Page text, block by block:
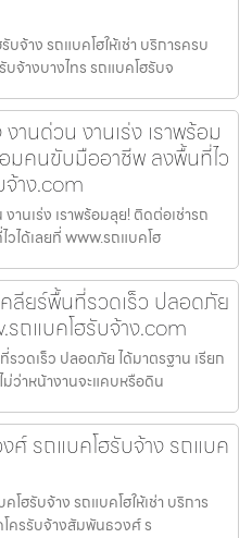
จ้าง รถแบคโฮให้เช่า บริการครบ
จ้างบางไทร รถแบคโฮรับจ
านด่วน งานเร่ง เราพร้อม
มคนขับมืออาชีพ ลงพื้นที่ไว
าง.com
นเร่ง เราพร้อมลุย! ติดต่อเช่ารถ
ได้เลยที่ www.รถแบคโฮ
ลียร์พื้นที่รวดเร็ว ปลอดภัย
รถแบคโฮรับจ้าง.com
วดเร็ว ปลอดภัย ได้มาตรฐาน เรียก
ว่าหน้างานจะแคบหรือดิน
ศ์ รถแบคโฮรับจ้าง รถแบค
ฮรับจ้าง รถแบคโฮให้เช่า บริการ
ครรับจ้างสัมพันธวงศ์ ร